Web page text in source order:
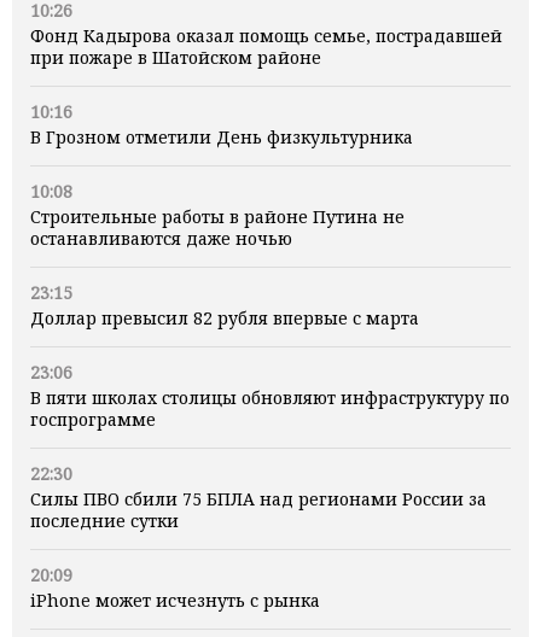
10:26
Фонд Кадырова оказал помощь семье, пострадавшей
при пожаре в Шатойском районе
10:16
В Грозном отметили День физкультурника
10:08
Строительные работы в районе Путина не
останавливаются даже ночью
23:15
Доллар превысил 82 рубля впервые с марта
23:06
В пяти школах столицы обновляют инфраструктуру по
госпрограмме
22:30
Силы ПВО сбили 75 БПЛА над регионами России за
последние сутки
20:09
iPhone может исчезнуть с рынка